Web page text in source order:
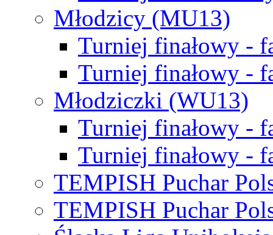
Młodzicy (MU13)
Turniej finałowy -
Turniej finałowy -
Młodziczki (WU13)
Turniej finałowy -
Turniej finałowy -
TEMPISH Puchar
TEMPISH Puchar